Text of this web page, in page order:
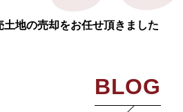
土地の売却をお任せ頂きました
BLOG